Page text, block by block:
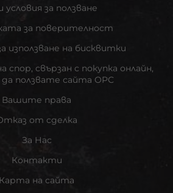
за ползване
за поверителност
използване на бисквитки
спор, свързан с покупка онлайн,
ползвате сайта ОРС
Вашите права
от сделка
За Нас
Контакти
Карта на сайта